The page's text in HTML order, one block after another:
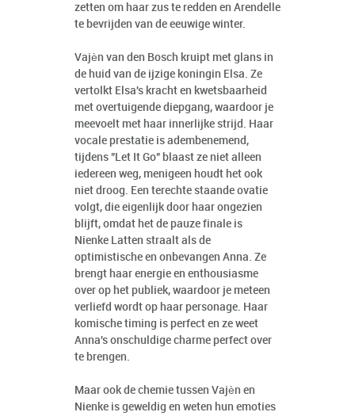
zetten om haar zus te redden en Arendelle
te bevrijden van de eeuwige winter.
Vajèn van den Bosch kruipt met glans in
de huid van de ijzige koningin Elsa. Ze
vertolkt Elsa's kracht en kwetsbaarheid
met overtuigende diepgang, waardoor je
meevoelt met haar innerlijke strijd. Haar
vocale prestatie is adembenemend,
tijdens "Let It Go" blaast ze niet alleen
iedereen weg, menigeen houdt het ook
niet droog. Een terechte staande ovatie
volgt, die eigenlijk door haar ongezien
blijft, omdat het de pauze finale is
Nienke Latten straalt als de
optimistische en onbevangen Anna. Ze
brengt haar energie en enthousiasme
over op het publiek, waardoor je meteen
verliefd wordt op haar personage. Haar
komische timing is perfect en ze weet
Anna's onschuldige charme perfect over
te brengen.
Maar ook de chemie tussen Vajèn en
Nienke is geweldig en weten hun emoties